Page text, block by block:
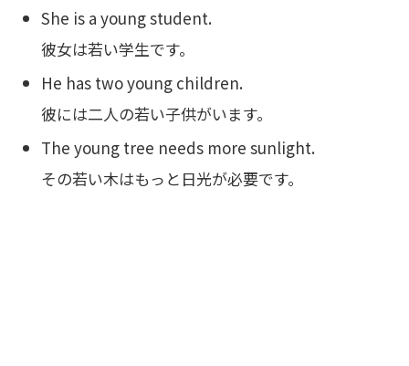
She is a young student.
彼女は若い学生です。
He has two young children.
彼には二人の若い子供がいます。
The young tree needs more sunlight.
その若い木はもっと日光が必要です。